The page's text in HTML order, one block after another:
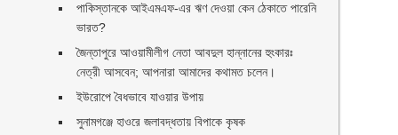
পাকিস্তানকে আইএমএফ-এর ঋণ দেওয়া কেন ঠেকাতে পারেনি
ভারত?
জৈন্তাপুরে আওয়ামীলীগ নেতা আবদুল হান্নানের হুংকারঃ
নেত্রী আসবেন; আপনারা আমাদের কথামত চলেন।
ইউরোপে বৈধভাবে যাওয়ার উপায়
সুনামগঞ্জে হাওরে জলাবদ্ধতায় বিপাকে কৃষক